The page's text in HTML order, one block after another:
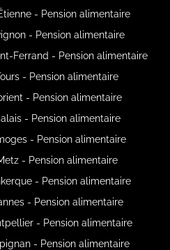
- Pension alimentaire
- Pension alimentaire
Ferrand - Pension alimentaire
- Pension alimentaire
- Pension alimentaire
- Pension alimentaire
- Pension alimentaire
- Pension alimentaire
- Pension alimentaire
- Pension alimentaire
- Pension alimentaire
- Pension alimentaire